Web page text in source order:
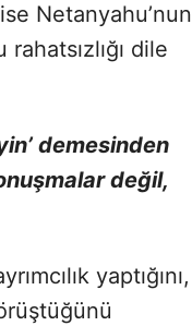
Netanyahu’nun
dile
demesinden
değil,
yaptığını,